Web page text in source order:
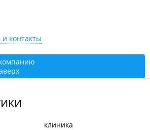
Калинина, 283А
и контакты
клиника